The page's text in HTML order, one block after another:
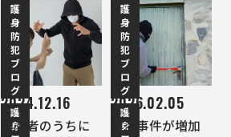
護
身
防
犯
ブ
ロ
グ
護
身
2024.12.16
初心者のうちに
護
身
防
犯
ブ
ロ
グ
護
身
2026.02.05
強盗事件が増加